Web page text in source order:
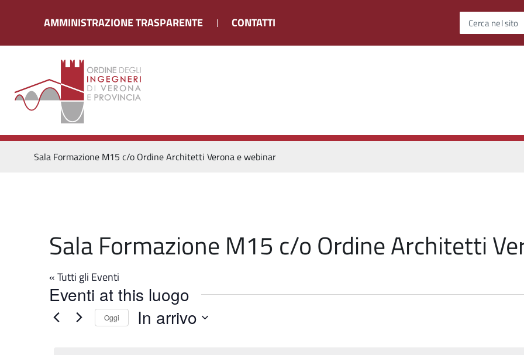
AMMINISTRAZIONE TRASPARENTE CONTATTI Cerca nel sito
Sala Formazione M15 c/o Ordine Architetti Verona e webinar
Sala Formazione M15 c/o Ordine Architetti
« Tutti gli Eventi
Eventi at this luogo
Oggi In arrivo